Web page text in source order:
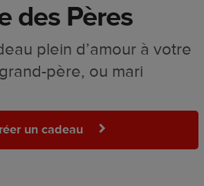
des Pères
plein d’amour à votre
père, ou mari
un cadeau